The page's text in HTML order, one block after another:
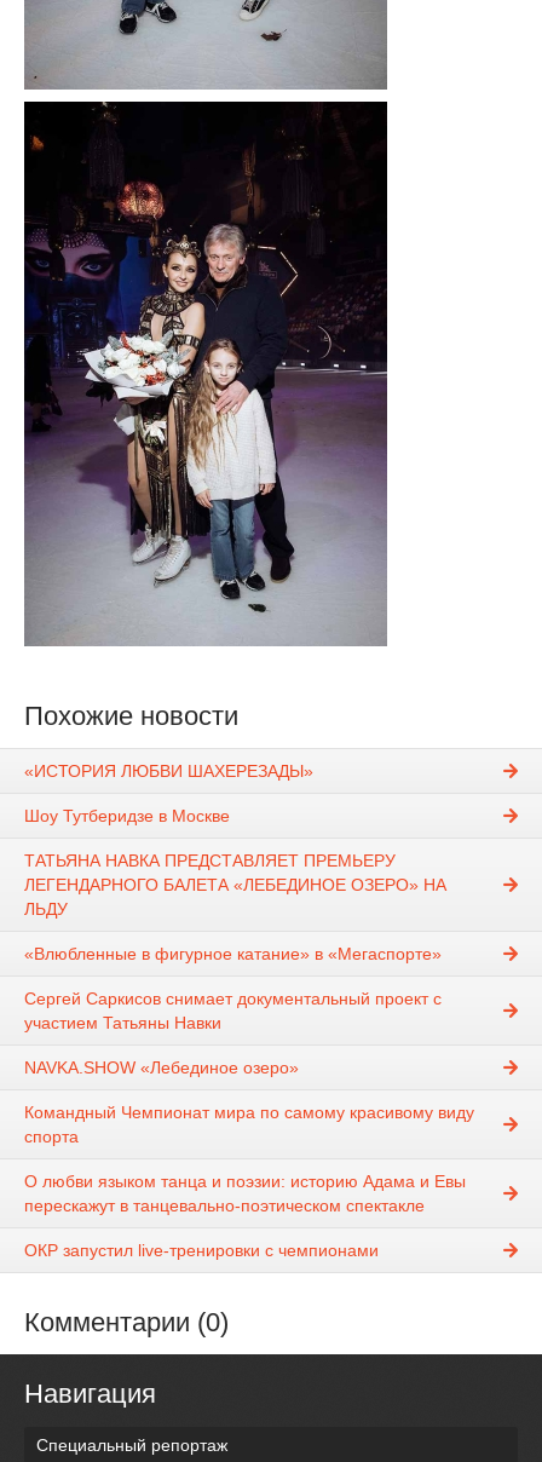
Похожие новости
«ИСТОРИЯ ЛЮБВИ ШАХЕРЕЗАДЫ»
Шоу Тутберидзе в Москве
ТАТЬЯНА НАВКА ПРЕДСТАВЛЯЕТ ПРЕМЬЕРУ
ЛЕГЕНДАРНОГО БАЛЕТА «ЛЕБЕДИНОЕ ОЗЕРО» НА
ЛЬДУ
«Влюбленные в фигурное катание» в «Мегаспорте»
Сергей Саркисов снимает документальный проект с
участием Татьяны Навки
NAVKA.SHOW «Лебединое озеро»
Командный Чемпионат мира по самому красивому виду
спорта
О любви языком танца и поэзии: историю Адама и Евы
перескажут в танцевально-поэтическом спектакле
ОКР запустил live-тренировки с чемпионами
Комментарии (0)
Навигация
Специальный репортаж